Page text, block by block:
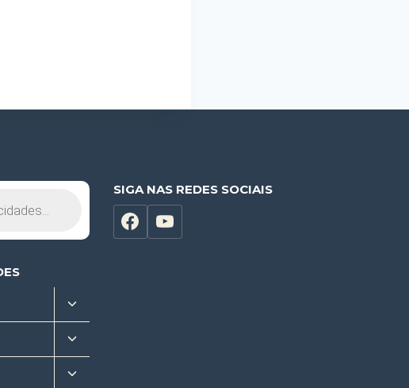
Alternar
menu
filho
Alternar
menu
filho
Alternar
SIGA NAS REDES SOCIAIS